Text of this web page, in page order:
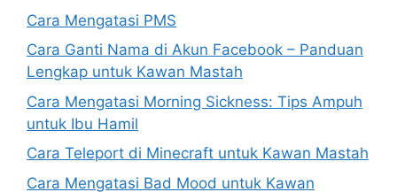
Cara Mengatasi PMS
Cara Ganti Nama di Akun Facebook – Panduan
Lengkap untuk Kawan Mastah
Cara Mengatasi Morning Sickness: Tips Ampuh
untuk Ibu Hamil
Cara Teleport di Minecraft untuk Kawan Mastah
Cara Mengatasi Bad Mood untuk Kawan